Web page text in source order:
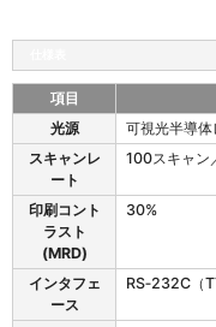
S
仕
項目
光源
可視光半導
スキャンレ
ート
100スキャン
印刷コント
ラスト
(MRD)
30%
インタフェ
ース
RS‐232C（